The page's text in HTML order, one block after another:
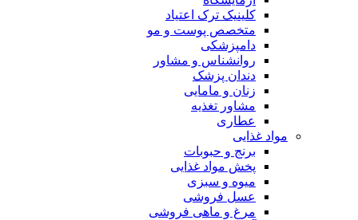
کلینیک ترک اعتیاد
متخصص پوست و مو
دامپزشکی
روانشناس و مشاور
دندان پزشک
زنان و مامایی
مشاور تغذیه
عطاری
مواد غذایی
برنج و حبوبات
پخش مواد غذایی
میوه و سبزی
عسل فروشی
مرغ و ماهی فروشی